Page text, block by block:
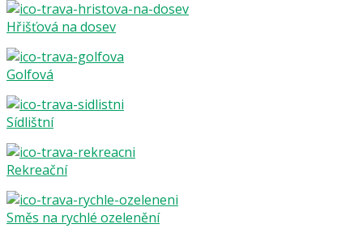
Hřišťová na dosev
Golfová
Sídlištní
Rekreační
Směs na rychlé ozelenění